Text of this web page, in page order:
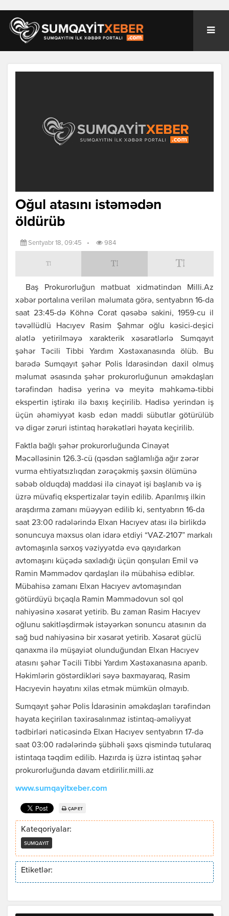
Oğul atasını istəmədən
öldürüb
Sentyabr 18, 09:45 • 984
Baş Prokurorluğun mətbuat xidmətindən Milli.Az
xəbər portalına verilən məlumata görə, sentyabrın 16-da
saat 23:45-də Köhnə Corat qəsəbə sakini, 1959-cu il
təvəllüdlü Hacıyev Rasim Şahmar oğlu kəsici-deşici
alətlə yetirilməyə xarakterik xəsarətlərlə Sumqayıt
şəhər Təcili Tibbi Yardım Xəstəxanasında ölüb. Bu
barədə Sumqayıt şəhər Polis İdarəsindən daxil olmuş
məlumat əsasında şəhər prokurorluğunun əməkdaşları
tərəfindən hadisə yerinə və meyitə məhkəmə-tibbi
ekspertin iştirakı ilə baxış keçirilib. Hadisə yerindən iş
üçün əhəmiyyət kəsb edən maddi sübutlar götürülüb
və digər zəruri istintaq hərəkətləri həyata keçirilib.
Faktla bağlı şəhər prokurorluğunda Cinayət
Məcəlləsinin 126.3-cü (qəsdən sağlamlığa ağır zərər
vurma ehtiyatsızlıqdan zərəçəkmiş şəxsin ölümünə
səbəb olduqda) maddəsi ilə cinayət işi başlanıb və iş
üzrə müvafiq ekspertizalar təyin edilib. Aparılmış ilkin
araşdırma zamanı müəyyən edilib ki, sentyabrın 16-da
saat 23:00 radələrində Elxan Hacıyev atası ilə birlikdə
sonuncuya məxsus olan idarə etdiyi “VAZ-2107” markalı
avtomaşınla sərxoş vəziyyətdə evə qayıdarkən
avtomaşını küçədə saxladığı üçün qonşuları Emil və
Ramin Məmmədov qardaşları ilə mübahisə ediblər.
Mübahisə zamanı Elxan Hacıyev avtomaşından
götürdüyü bıçaqla Ramin Məmmədovun sol qol
nahiyəsinə xəsarət yetirib. Bu zaman Rasim Hacıyev
oğlunu sakitləşdirmək istəyərkən sonuncu atasının da
sağ bud nahiyəsinə bir xəsarət yetirib. Xəsarət güclü
qanaxma ilə müşayiət olunduğundan Elxan Hacıyev
atasını şəhər Təcili Tibbi Yardım Xəstəxanasına aparıb.
Həkimlərin göstərdikləri səyə baxmayaraq, Rasim
Hacıyevin həyatını xilas etmək mümkün olmayıb.
Sumqayıt şəhər Polis İdarəsinin əməkdaşları tərəfindən
həyata keçirilən təxirəsalınmaz istintaq-əməliyyat
tədbirləri nəticəsində Elxan Hacıyev sentyabrın 17-də
saat 03:00 radələrində şübhəli şəxs qismində tutularaq
istintaqa təqdim edilib. Hazırda iş üzrə istintaq şəhər
prokurorluğunda davam etdirilir.milli.az
www.sumqayitxeber.com
ÇAP ET
Kateqoriyalar:
SUMQAYIT
Etiketlər: